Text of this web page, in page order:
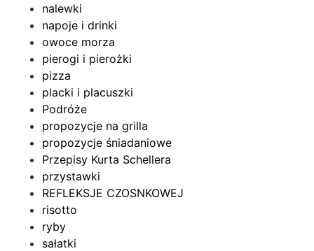
nalewki
napoje i drinki
owoce morza
pierogi i pierożki
pizza
placki i placuszki
Podróże
propozycje na grilla
propozycje śniadaniowe
Przepisy Kurta Schellera
przystawki
REFLEKSJE CZOSNKOWEJ
risotto
ryby
sałatki